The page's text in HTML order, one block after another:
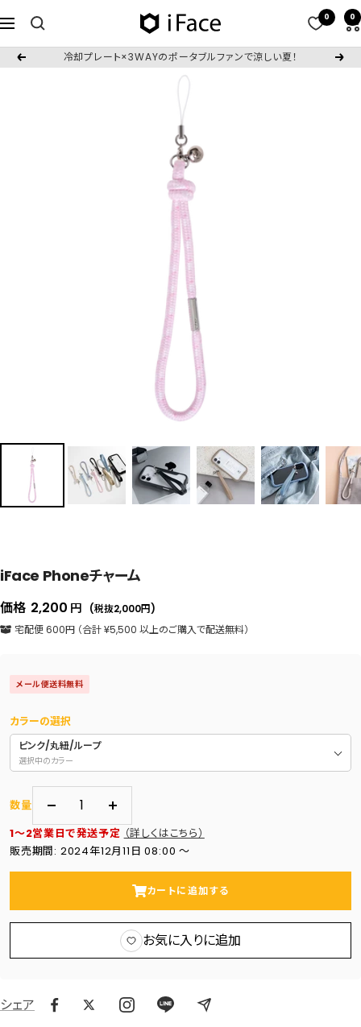
ン
ナ
ビ
ゲ
iFace
日
本
0 0
戻
冷却プレート×3WAYのポータブルファンで涼しい夏！
次
iFace Phoneチャーム
価格 セ
ー
価
格
2,200 円 (税抜2,000円)
宅配便 600円 （合計 ¥5,500 以上のご購入で配送無料）
メール便送料無料
カラーの選択
ピンク/丸紐/ループ
選択中のカラー
数量
量
を
す
数
量
を
す
1～2営業日で発送予定 （詳しくはこちら）
販売期間: 2024年12月11日 08:00 〜
カートに追加する
お気に入りに追加
シェア